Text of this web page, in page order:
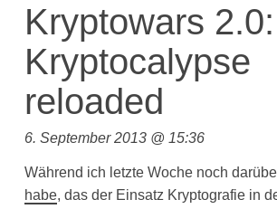
Kryptowars 2.0:
Kryptocalypse
reloaded
6. September 2013 @ 15:36
Während ich letzte Woche noch
habe, das der Einsatz Kryptografie in